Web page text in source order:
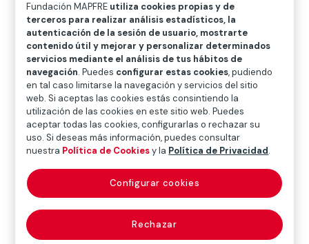
Diccionario de seguridad vial infantil
Cinturón de 3 puntos
Sistema de retención para ocupantes de vehículos
compuesto por una banda abdominal y una banda
pectoral, con una conexión mediante una hebilla. El
cinturón de seguridad de 3 puntos fue inventado por
el ingeniero de VOLVO Nils Bohlin, y su patente fue
cedida sin coste al resto de fabricantes de
automóviles.
Fundación MAPFRE utiliza cookies propias y de
terceros para realizar análisis estadísticos, la
autenticación de la sesión de usuario, mostrarte
contenido útil y mejorar y personalizar determinados
servicios mediante el análisis de tus hábitos de
navegación. Puedes configurar estas cookies, pudiendo
en tal caso limitarse la navegación y servicios del sitio
web. Si aceptas las cookies estás consintiendo la
utilización de las cookies en este sitio web. Puedes
aceptar todas las cookies, configurarlas o rechazar su
uso. Si deseas más información, puedes consultar
nuestra Política de Cookiesy la Política de Privacidad.
Rechazar
Configurar cookies